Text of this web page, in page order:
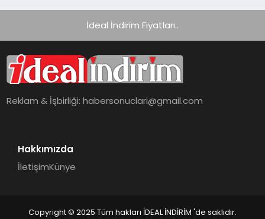
İdeal İndirim Fiyatları..
Reklam & İşbirliği:habersonuclari@gmail.com
Hakkımızda
İletişimKünye
Copyright © 2025 Tüm hakları İDEAL İNDİRİM 'de saklıdır.